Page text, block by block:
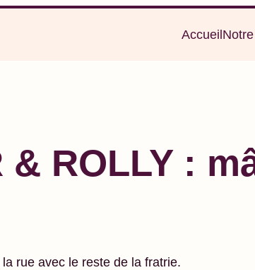
Accueil
& ROLLY :
rue avec le reste de la fratrie.